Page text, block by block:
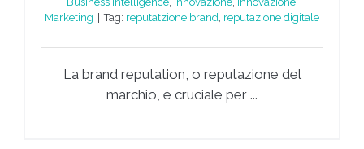
Marketing | Tag: reputatzione brand reputazione digitale
La brand reputation, o reputazione del
marchio, è cruciale per ...